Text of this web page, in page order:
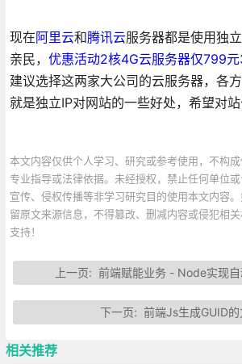
现在阿里云和腾讯云服务器都是使用独
亲民， 优惠活动2核4G云服务器仅799元
建议选择这两家大公司的云服务器，各
就是独立IP对网站的一些好处，希望对
本文内容仅供个人学习、研究或参考使用，不构成
专业指导或法律依据。未经授权，禁止任何单位
宣传、侵权传播等非学习研究目的使用本文内容
留原文来源信息，不得篡改、删减内容或侵犯相
支持！
上一页: 前端赋能业务 - Node实现
下一页:前端Js生成GUID的
相关推荐